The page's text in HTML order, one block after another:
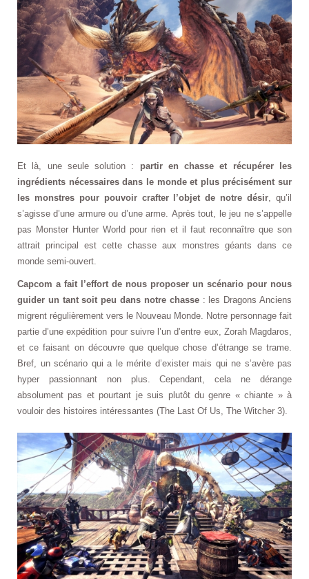
Et là, une seule solution : partir en chasse et récupérer les
ingrédients nécessaires dans le monde et plus précisément sur
les monstres pour pouvoir crafter l’objet de notre désir, qu’il
s’agisse d’une armure ou d’une arme. Après tout, le jeu ne s’appelle
pas Monster Hunter World pour rien et il faut reconnaître que son
attrait principal est cette chasse aux monstres géants dans ce
monde semi-ouvert.
Capcom a fait l’effort de nous proposer un scénario pour nous
guider un tant soit peu dans notre chasse: les Dragons Anciens
migrent régulièrement vers le Nouveau Monde. Notre personnage fait
partie d’une expédition pour suivre l’un d’entre eux, Zorah Magdaros,
et ce faisant on découvre que quelque chose d’étrange se trame.
Bref, un scénario qui a le mérite d’exister mais qui ne s’avère pas
hyper passionnant non plus. Cependant, cela ne dérange
absolument pas et pourtant je suis plutôt du genre « chiante » à
vouloir des histoires intéressantes (The Last Of Us, The Witcher 3).